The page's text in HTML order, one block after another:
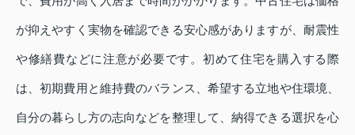
が抑えやすく実物を確認できる安心感がありますが、耐震性
や修繕費などに注意が必要です。初めて住宅を購入する際
は、初期費用と維持費のバランス、希望する立地や住環境、
自分の暮らし方の志向などを整理して、納得できる選択を心